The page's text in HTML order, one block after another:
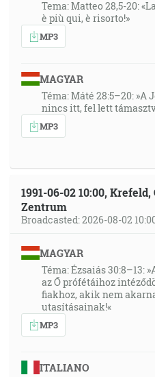
Tema: Matteo 28,5-20:
è più qui, è risorto!»
MP3
MAGYAR
Téma: Máté 28:5–20: »A
nincs itt, fel lett
MP3
1991-06-02 10:00,
Zentrum
Broadcasted: 2026-08-02
MAGYAR
Téma: Ézsaiás 30:8–13:
az Ő prófétáihoz
fiakhoz, akik nem
utasításainak!«
MP3
ITALIANO